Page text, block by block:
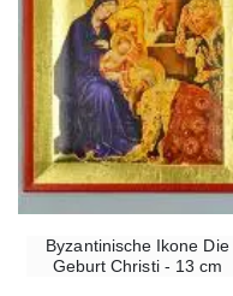
Byzantinische Ikone Die
Geburt Christi - 13 cm